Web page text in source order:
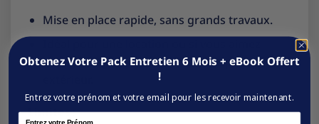
Mise en place rapide, sans grands travaux.
changer l’agencement de votre espace
Limites :
Obtenez Votre Pack Entretien 6 Mois + eBook Offert
!
Entrez votre prénom et votre email pour les recevoir maintenant.
Name